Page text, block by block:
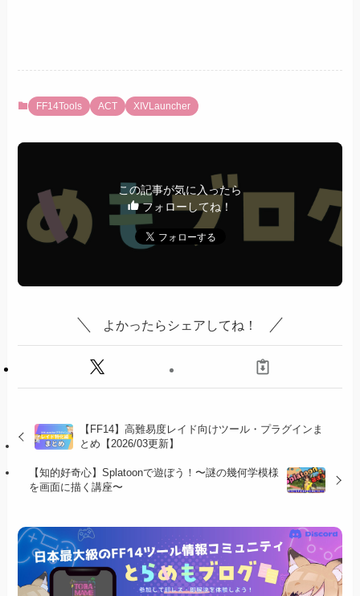
FF14Tools ACT XIVLauncher
この記事が気に入ったら
フォローしてね！
よかったらシェアしてね！
【FF14】高難易度レイド向けツール・プラグインま
とめ【2026/03更新】
【知的好奇心】Splatoonで遊ぼう！〜謎の幾何学模様
を画面に描く講座〜